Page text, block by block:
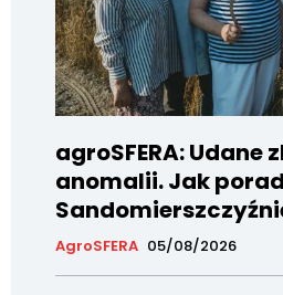
agroSFERA: Udane
anomalii. Jak
AgroSFERA 05/08/2026